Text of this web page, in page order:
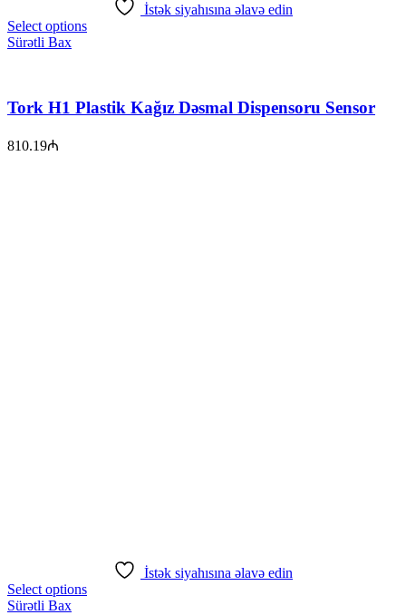
İstək siyahısına əlavə edin
Select options
Sürətli Bax
Tork H1 Plastik Kağız Dəsmal Dispensoru Sensor
810.19₼
İstək siyahısına əlavə edin
Select options
Sürətli Bax